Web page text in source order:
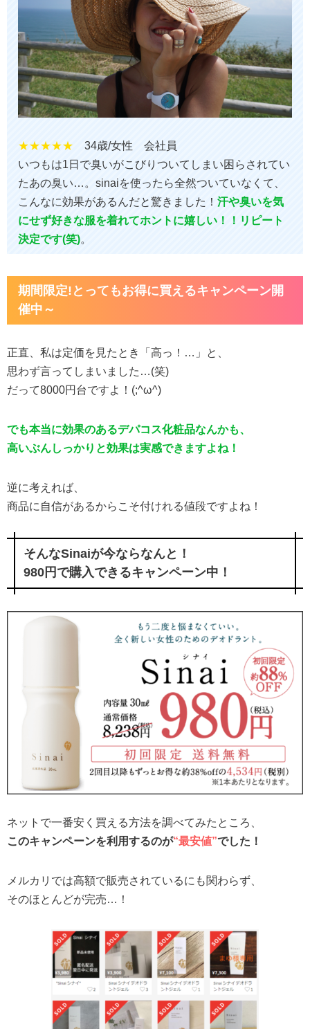
★★★★★ 34歳/女性 会社員
いつもは1日で臭いがこびりついてしまい困らされてい
たあの臭い…。sinaiを使ったら全然ついていなくて、
こんなに効果があるんだと驚きました！ 汗や臭いを気
にせず好きな服を着れてホントに嬉しい！！リピート
決定です(笑)。
期間限定!とってもお得に買えるキャンペーン開
催中～
正直、私は定価を見たとき「高っ！…」と、
思わず言ってしまいました…(笑)
だって8000円台ですよ！(;^ω^)
でも本当に効果のあるデパコス化粧品なんかも、
高いぶんしっかりと効果は実感できますよね！
逆に考えれば、
商品に自信があるからこそ付けれる値段ですよね！
そんなSinaiが今ならなんと！
980円で購入できるキャンペーン中！
ネットで一番安く買える方法を調べてみたところ、
このキャンペーンを利用するのが“最安値”でした！
メルカリでは高額で販売されているにも関わらず、
そのほとんどが完売…！